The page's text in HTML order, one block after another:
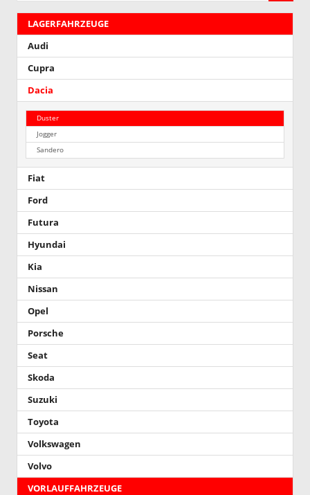
LAGERFAHRZEUGE
Audi
Cupra
Dacia
Duster
Jogger
Sandero
Fiat
Ford
Futura
Hyundai
Kia
Nissan
Opel
Porsche
Seat
Skoda
Suzuki
Toyota
Volkswagen
Volvo
VORLAUFFAHRZEUGE